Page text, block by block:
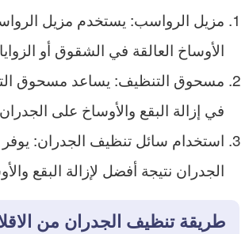
مزيل الرواسب: يستخدم مزيل
الأوساخ العالقة في الشقوق أو
مسحوق التنظيف: يساعد مسحوق
في إزالة البقع والأوساخ على
استخدام سائل تنظيف الجدران:
الجدران نتيجة أفضل لإزالة البقع
طريقة تنظيف الجدران من